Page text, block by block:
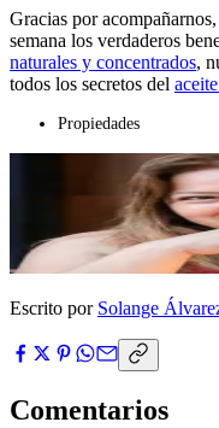
Gracias por
semana los verdaderos
naturales y concentrados,
todos los secretos del
Propiedades
Escrito por Solange
Comentarios